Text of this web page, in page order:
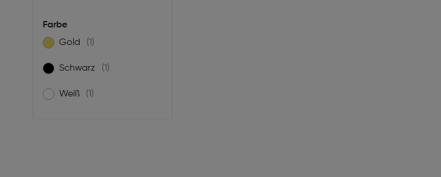
Farbe
Gold
(1)
Filtern nach Farbe: Gold
Schwarz (1)
Filtern nach Farbe: Schwarz
Weiß (1)
Filtern nach Farbe: Weiß